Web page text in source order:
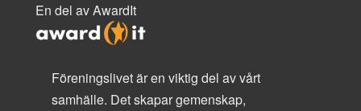
En del av AwardIt
Föreningslivet är en viktig del av vårt
samhälle. Det skapar gemenskap,